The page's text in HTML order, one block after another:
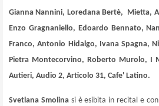
Gianna Nannini, Loredana Bertè, Mietta,
Enzo Gragnaniello, Edoardo Bennato,
Franco, Antonio Hidalgo, Ivana Spagna,
Pietra Montecorvino, Roberto Murolo, I
Autieri, Audio 2, Articolo 31, Cafe' Latino.
Svetlana Smolinasi è esibita in recital e